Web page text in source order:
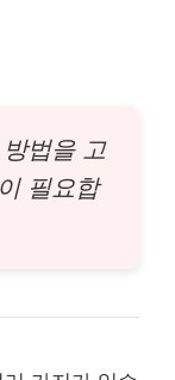
법을 고
필요합